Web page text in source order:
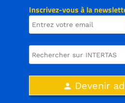
Inscrivez-vous à la
person Devenir